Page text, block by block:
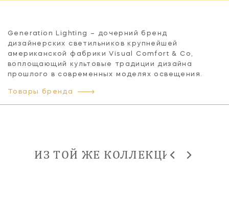
Generation Lighting – дочерний бренд
дизайнерских светильников крупнейшей
американской фабрики Visual Comfort & Co,
воплощающий культовые традиции дизайна
прошлого в современных моделях освещения.
Товары бренда
ИЗ ТОЙ ЖЕ КОЛЛЕКЦИИ